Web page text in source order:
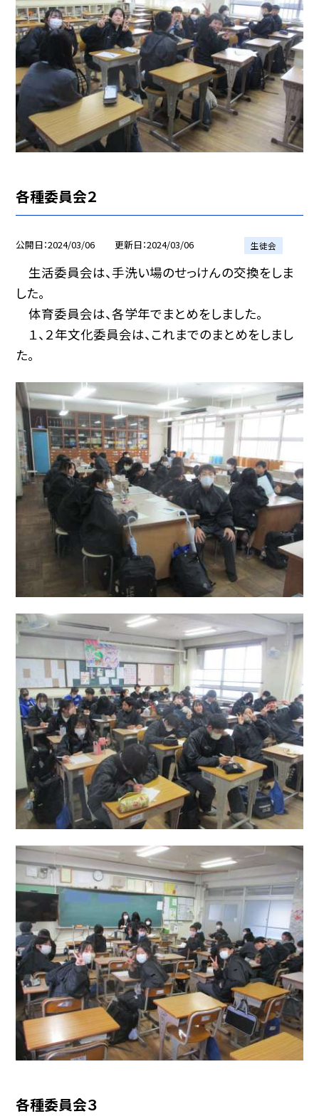
各種委員会２
公開日 2024/03/06 更新日 2024/03/06 生徒会
生活委員会は、手洗い場のせっけんの交換をしま
した。
体育委員会は、各学年でまとめをしました。
１、２年文化委員会は、これまでのまとめをしまし
た。
各種委員会３